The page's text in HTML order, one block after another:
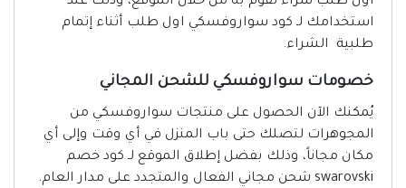
استخدامك لـ كود سواروفسكي اول طلب أثناء إتمام
طلبية الشراء.
خصومات سواروفسكي للشحن المجاني
يُمكنك الآن الحصول على منتجات سواروفسكي من
المجوهرات لتصلك حتى باب المنزل في أي وقت وإلى أي
مكان مجاناً، وذلك بفضل إطلاق الموقع لـ كود خصم
swarovski شحن مجاني الفعال والمتجدد على مدار العام.